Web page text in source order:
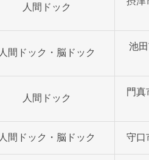
人間ドック
人間ドック・脳ドック
池
人間ドック
門真
人間ドック・脳ドック 守口